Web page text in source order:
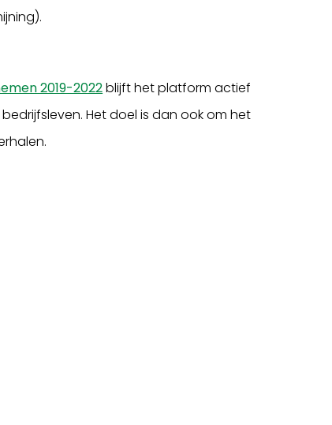
2019-2022blijft het platform actief
Het doel is dan ook om het